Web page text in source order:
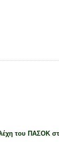
του ΠΑΣΟΚ